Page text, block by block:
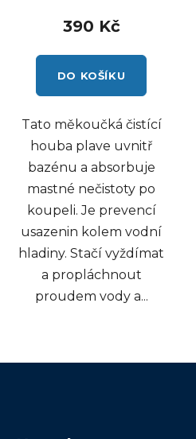
390 Kč
DO KOŠÍKU
Tato měkoučká čistící
houba plave uvnitř
bazénu a absorbuje
mastné nečistoty po
koupeli. Je prevencí
usazenin kolem vodní
hladiny. Stačí vyždímat
a propláchnout
proudem vody a...